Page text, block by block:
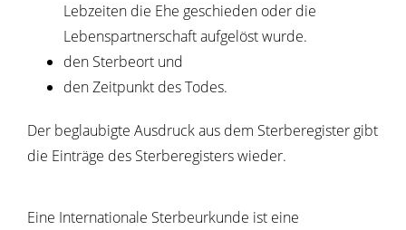
Lebzeiten die Ehe geschieden oder die
Lebenspartnerschaft aufgelöst wurde.
den Sterbeort und
den Zeitpunkt des Todes.
Der beglaubigte Ausdruck aus dem Sterberegister gibt
die Einträge des Sterberegisters wieder.
Eine Internationale Sterbeurkunde ist eine